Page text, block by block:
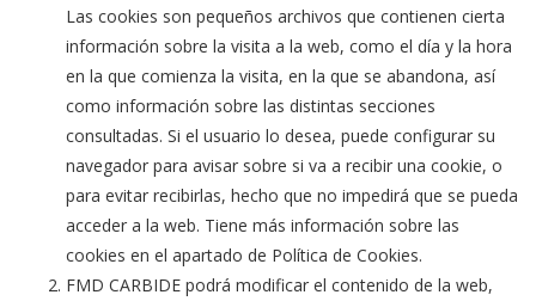
Las cookies son pequeños archivos que contienen cierta
información sobre la visita a la web, como el día y la hora
en la que comienza la visita, en la que se abandona, así
como información sobre las distintas secciones
consultadas. Si el usuario lo desea, puede configurar su
navegador para avisar sobre si va a recibir una cookie, o
para evitar recibirlas, hecho que no impedirá que se pueda
acceder a la web. Tiene más información sobre las
cookies en el apartado de Política de Cookies.
FMD CARBIDE podrá modificar el contenido de la web,